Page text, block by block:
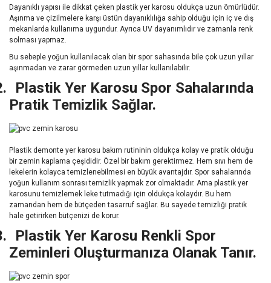
Dayanıklı yapısı ile dikkat çeken plastik yer karosu oldukça uzun ömürlüdür.
Aşınma ve çizilmelere karşı üstün dayanıklılığa sahip olduğu için iç ve dış
mekanlarda kullanıma uygundur. Ayrıca UV dayanımlıdır ve zamanla renk
solması yapmaz.
Bu sebeple yoğun kullanılacak olan bir spor sahasında bile çok uzun yıllar
aşınmadan ve zarar görmeden uzun yıllar kullanılabilir.
Plastik Yer Karosu Spor Sahalarında
Pratik Temizlik Sağlar.
Plastik demonte yer karosu bakım rutininin oldukça kolay ve pratik olduğu
bir zemin kaplama çeşididir. Özel bir bakım gerektirmez. Hem sıvı hem de
lekelerin kolayca temizlenebilmesi en büyük avantajdır. Spor sahalarında
yoğun kullanım sonrası temizlik yapmak zor olmaktadır. Ama plastik yer
karosunu temizlemek leke tutmadığı için oldukça kolaydır. Bu hem
zamandan hem de bütçeden tasarruf sağlar. Bu sayede temizliği pratik
hale getirirken bütçenizi de korur.
Plastik Yer Karosu Renkli Spor
Zeminleri Oluşturmanıza Olanak Tanır.